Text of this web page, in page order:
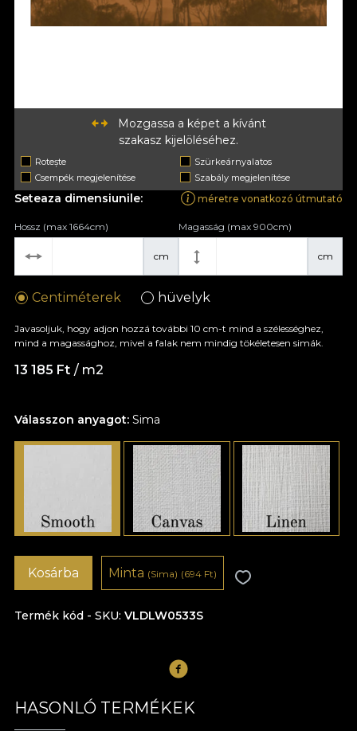
Mozgassa a képet a kívánt
szakasz kijelöléséhez.
Rotește
Szürkeárnyalatos
Csempék megjelenítése
Szabály megjelenítése
Válasszon anyagot: Sima
Seteaza dimensiunile: méretre vonatkozó útmutató
cm
Hossz (max 1664cm)
cm
Magasság (max 900cm)
Centiméterek hüvelyk
Javasoljuk, hogy adjon hozzá további 10 cm-t mind a szélességhez,
mind a magassághoz, mivel a falak nem mindig tökéletesen simák.
13 185 Ft / m2
Termék kód - SKU VLDLW0533S
Kosárba Minta (Sima) (694 Ft)
HASONLÓ TERMÉKEK